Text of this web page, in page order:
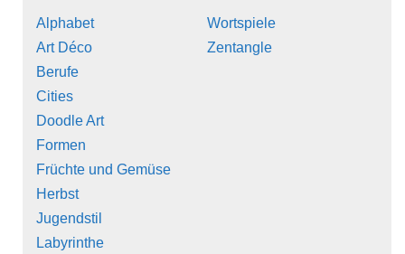
Alphabet
Art Déco
Berufe
Cities
Doodle Art
Formen
Früchte und Gemüse
Herbst
Jugendstil
Labyrinthe
Wortspiele
Zentangle